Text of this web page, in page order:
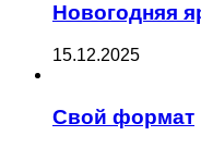
Новогодняя
15.12.2025
Свой формат